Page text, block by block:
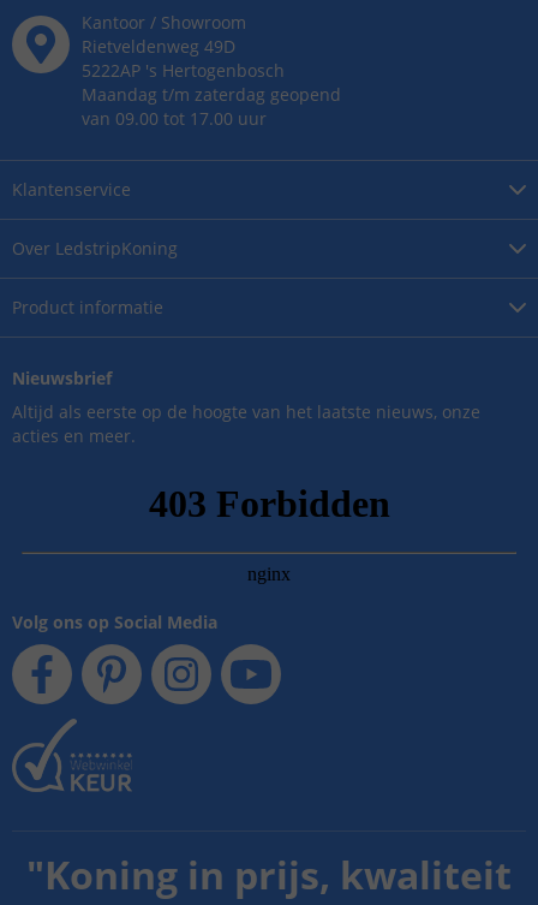
Over LedstripKoning
Product informatie
Klantenservice
Kantoor / Showroom
Rietveldenweg 49D
5222AP 's Hertogenbosch
Maandag t/m zaterdag geopend
van 09.00 tot 17.00 uur
Nieuwsbrief
Altijd als eerste op de hoogte van het laatste nieuws, onze
acties en meer.
Volg ons op Social Media
"Koning in prijs, kwaliteit